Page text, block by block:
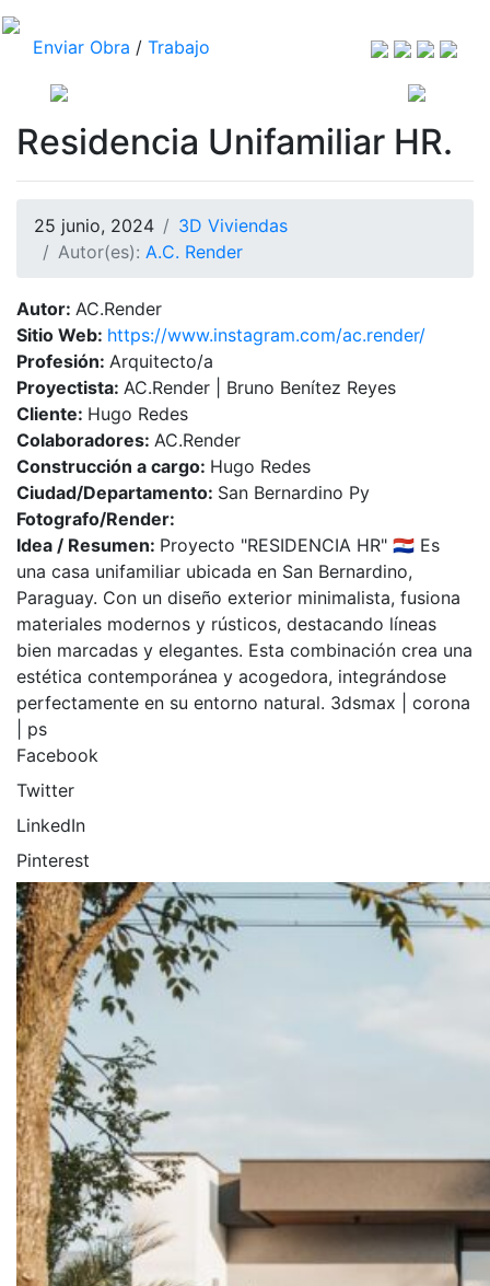
Enviar Obra / Trabajo
Residencia Unifamiliar HR.
25 junio, 2024
3D Viviendas
Autor(es): A.C. Render
Autor: AC.Render
Sitio Web: https://www.instagram.com/ac.render/
Profesión: Arquitecto/a
Proyectista: AC.Render | Bruno Benítez Reyes
Cliente: Hugo Redes
Colaboradores: AC.Render
Construcción a cargo: Hugo Redes
Ciudad/Departamento: San Bernardino Py
Fotografo/Render:
Idea / Resumen: Proyecto "RESIDENCIA HR" 🇵🇾 Es
una casa unifamiliar ubicada en San Bernardino,
Paraguay. Con un diseño exterior minimalista, fusiona
materiales modernos y rústicos, destacando líneas
bien marcadas y elegantes. Esta combinación crea una
estética contemporánea y acogedora, integrándose
perfectamente en su entorno natural. 3dsmax | corona
| ps
Facebook
Twitter
LinkedIn
Pinterest